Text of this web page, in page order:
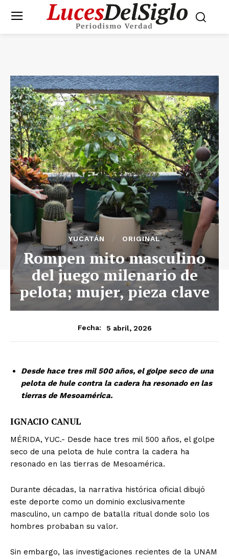
YUCATÁN ORIGINAL
Rompen mito masculino
del juego milenario de
pelota; mujer, pieza clave
Fecha: 5 abril, 2026
Desde hace tres mil 500 años, el golpe seco de una
pelota de hule contra la cadera ha resonado en las
tierras de Mesoamérica.
IGNACIO CANUL
MÉRIDA, YUC.- Desde hace tres mil 500 años, el golpe
seco de una pelota de hule contra la cadera ha
resonado en las tierras de Mesoamérica.
Durante décadas, la narrativa histórica oficial dibujó
este deporte como un dominio exclusivamente
masculino, un campo de batalla ritual donde solo los
hombres probaban su valor.
Sin embargo, las investigaciones recientes de la UNAM